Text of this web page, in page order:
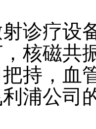
疗设备
核磁共
持，血
浦公司